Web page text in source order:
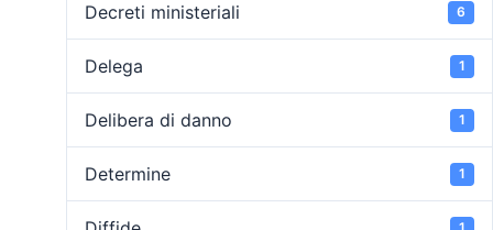
Decreti ministeriali 6
Delega 1
Delibera di danno 1
Determine 1